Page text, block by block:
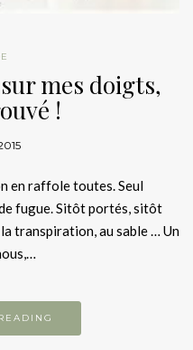
mes doigts,
!
en raffole toutes. Seul
fugue. Sitôt portés, sitôt
transpiration, au sable … Un